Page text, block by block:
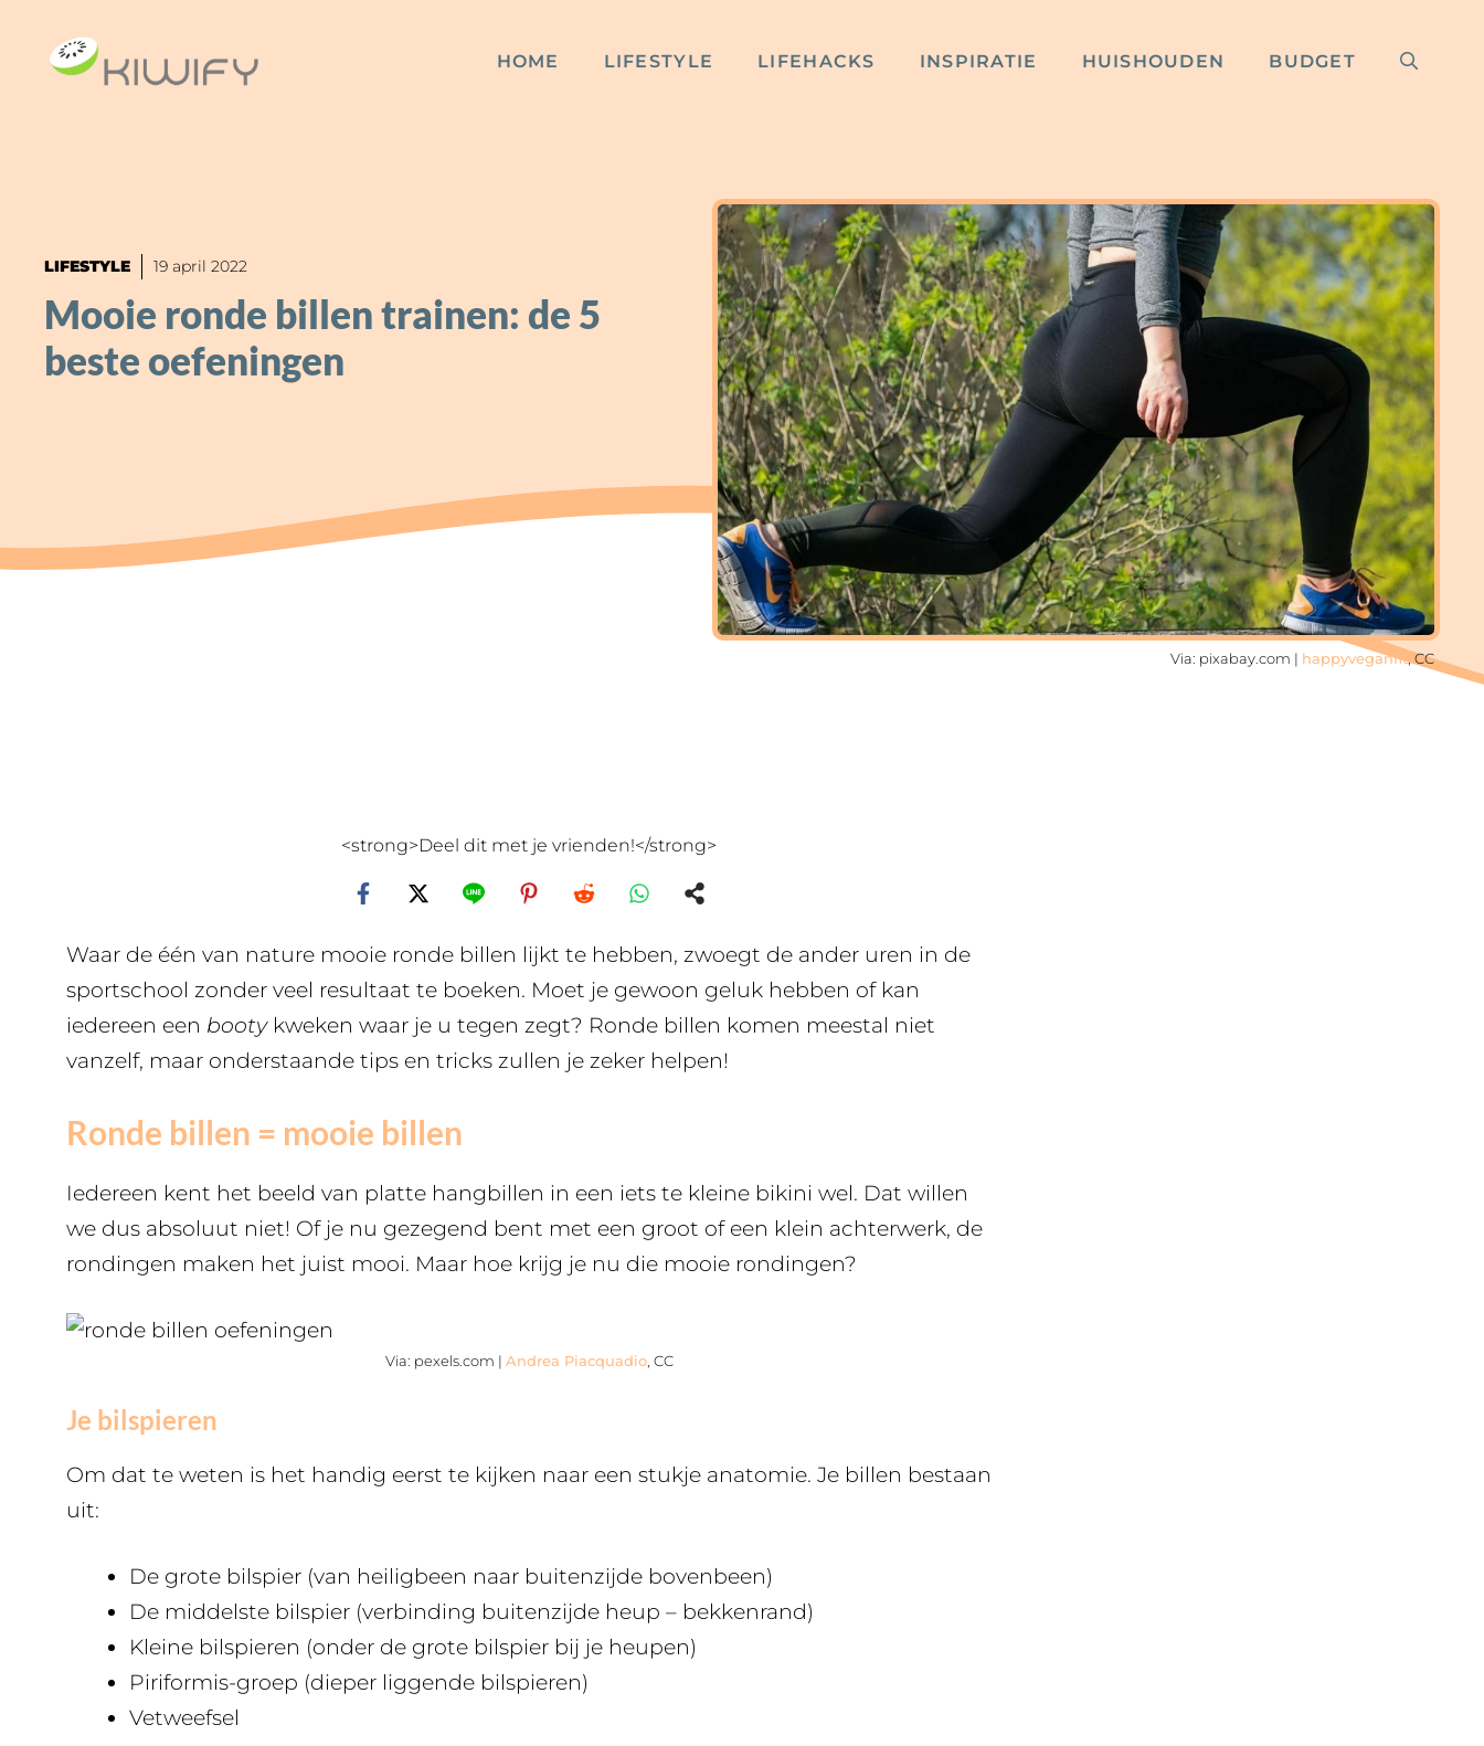
HOME LIFESTYLE LIFEHACKS INSPIRATIE HUISHOUDEN BUDGET
LIFESTYLE 19 april 2022
Mooie ronde billen trainen: de 5
beste oefeningen
Via: pixabay.com | happyveganfit, CC
<strong>Deel dit met je vrienden!</strong>
Waar de één van nature mooie ronde billen lijkt te hebben, zwoegt de ander uren in de
sportschool zonder veel resultaat te boeken. Moet je gewoon geluk hebben of kan
iedereen een booty kweken waar je u tegen zegt? Ronde billen komen meestal niet
vanzelf, maar onderstaande tips en tricks zullen je zeker helpen!
Ronde billen = mooie billen
Iedereen kent het beeld van platte hangbillen in een iets te kleine bikini wel. Dat willen
we dus absoluut niet! Of je nu gezegend bent met een groot of een klein achterwerk, de
rondingen maken het juist mooi. Maar hoe krijg je nu die mooie rondingen?
Via: pexels.com | Andrea Piacquadio, CC
Je bilspieren
Om dat te weten is het handig eerst te kijken naar een stukje anatomie. Je billen bestaan
uit:
De grote bilspier (van heiligbeen naar buitenzijde bovenbeen)
De middelste bilspier (verbinding buitenzijde heup – bekkenrand)
Kleine bilspieren (onder de grote bilspier bij je heupen)
Piriformis-groep (dieper liggende bilspieren)
Vetweefsel